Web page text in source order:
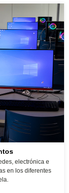
electrónica e
en los diferentes